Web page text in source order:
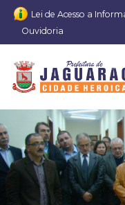
Lei de Acesso a
Ouvidoria